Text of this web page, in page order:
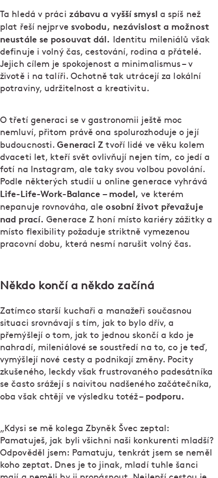
Ta hledá v práci zábavu a vyšší smysl a spíš než
plat řeší nejprve svobodu, nezávislost a možnost
neustále se posouvat dál.
Identitu mileniálů však
definuje i volný čas, cestování, rodina a přátelé.
Jejich cílem je spokojenost a minimalismus – v
životě i na talíři. Ochotně tak utrácejí za lokální
potraviny, udržitelnost a kreativitu.
O třetí generaci se v gastronomii ještě moc
nemluví, přitom právě ona spolurozhoduje o její
budoucnosti.Generaci Z tvoří lidé ve věku kolem
dvaceti let, kteří svět ovlivňují nejen tím, co jedí a
fotí na Instagram, ale taky svou volbou povolání.
Podle některých studií u online generace vyhrává
Life-Life-Work-Balance – model, ve kterém
nepanuje rovnováha, aleosobní život převažuje
nad prací. Generace Z honí místo kariéry zážitky a
místo flexibility požaduje striktně vymezenou
pracovní dobu, která nesmí narušit volný čas.
Někdo končí a někdo začíná
Zatímco starší kuchaři a manažeři současnou
situaci srovnávají s tím, jak to bylo dřív, a
přemýšlejí o tom, jak to jednou skončí a kdo je
nahradí, mileniálové se soustředí na to, co je teď,
vymýšlejí nové cesty a podnikají změny. Pocity
zkušeného, leckdy však frustrovaného padesátníka
se často srážejí s naivitou nadšeného začátečníka,
oba však chtějí ve výsledku totéž – podporu.
„Kdysi se mě kolega Zbyněk Švec zeptal:
Pamatuješ, jak byli všichni naši konkurenti mladší?
Odpověděl jsem: Pamatuju, tenkrát jsem se neměl
koho zeptat. Dnes je to jinak, mladí tuhle šanci